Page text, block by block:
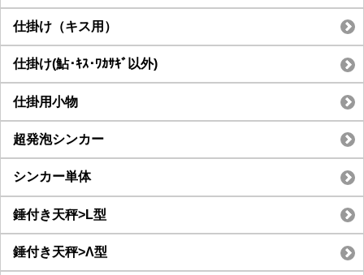
仕掛け（キス用）
仕掛け(鮎･ｷｽ･ﾜｶｻｷﾞ以外)
仕掛用小物
超発泡シンカー
シンカー単体
錘付き天秤>L型
錘付き天秤>Λ型